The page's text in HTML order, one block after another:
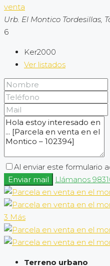
venta
Urb. El Montico Tordesillas,
6
Ker2000
Ver listados
Al enviar este formulario
Enviar mail
Llámanos
3 Más
Terreno urbano